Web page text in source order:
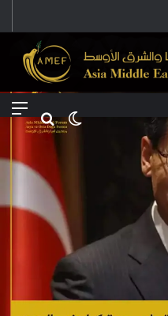
Menu Search for